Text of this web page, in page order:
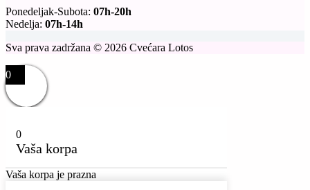
Ponedeljak-Subota: 07h-20h
Nedelja: 07h-14h
Sva prava zadržana © 2026 Cvećara Lotos
0
0
Vaša korpa
Vaša korpa je prazna